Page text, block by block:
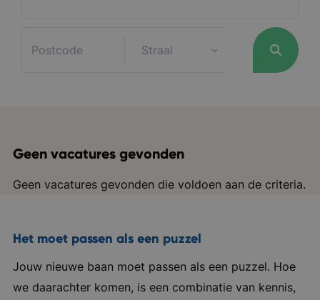
Geen vacatures gevonden
Geen vacatures gevonden die voldoen aan de criteria.
Het moet passen als een puzzel
Jouw nieuwe baan moet passen als een puzzel. Hoe
we daarachter komen, is een combinatie van kennis,